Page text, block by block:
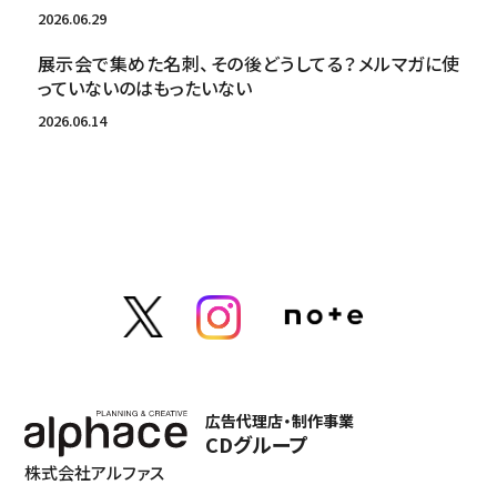
2026.06.29
展示会で集めた名刺、その後どうしてる？メルマガに使
っていないのはもったいない
2026.06.14
広告代理店・制作事業
CDグループ
株式会社アルファス